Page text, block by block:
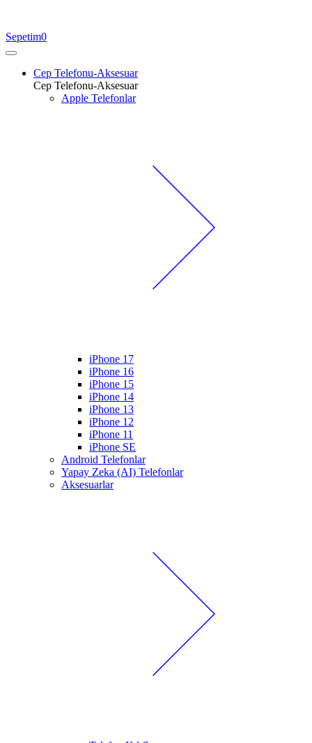
Sepetim0
Cep Telefonu-Aksesuar
Cep Telefonu-Aksesuar
Apple Telefonlar
iPhone 17
iPhone 16
iPhone 15
iPhone 14
iPhone 13
iPhone 12
iPhone 11
iPhone SE
Android Telefonlar
Yapay Zeka (AI) Telefonlar
Aksesuarlar